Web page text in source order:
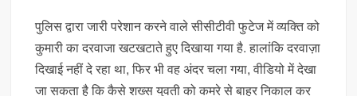
पुलिस द्वारा जारी परेशान करने वाले सीसीटीवी फुटेज में व्यक्ति को
कुमारी का दरवाजा खटखटाते हुए दिखाया गया है. हालांकि दरवाज़ा
दिखाई नहीं दे रहा था, फिर भी वह अंदर चला गया, वीडियो में देखा
जा सकता है कि कैसे शख्स युवती को कमरे से बाहर निकाल कर